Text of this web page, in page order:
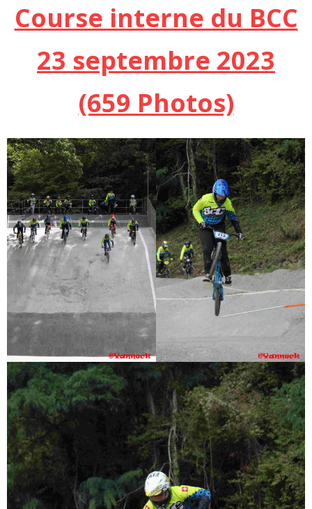
Course interne du BCC
23 septembre 2023
(659 Photos)